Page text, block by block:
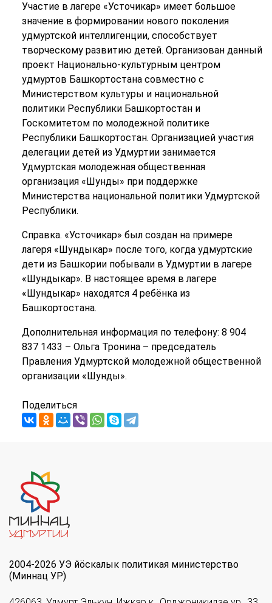
Участие в лагере «Усточикар» имеет большое
значение в формировании нового поколения
удмуртской интеллигенции, способствует
творческому развитию детей. Организован данный
проект Национально-культурным центром
удмуртов Башкортостана совместно с
Министерством культуры и национальной
политики Республики Башкортостан и
Госкомитетом по молодежной политике
Республики Башкортостан. Организацией участия
делегации детей из Удмуртии занимается
Удмуртская молодежная общественная
организация «Шунды» при поддержке
Министерства национальной политики Удмуртской
Республики.
Справка. «Усточикар» был создан на примере
лагеря «Шундыкар» после того, когда удмуртские
дети из Башкории побывали в Удмуртии в лагере
«Шундыкар». В настоящее время в лагере
«Шундыкар» находятся 4 ребёнка из
Башкортостана.
Дополнительная информация по телефону: 8 904
837 1433 – Ольга Тронина – председатель
Правления Удмуртской молодежной общественной
организации «Шунды».
Поделиться
2004-2026 УЭ йöскалык политикая министерство
(Миннац УР)